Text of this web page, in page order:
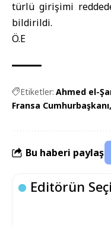
türlü girişimi
bildirildi.
Ö.E
Etiketler: Ahmed el-
Fransa Cumhurbaşkanı
Bu haberi paylaş
Editörün